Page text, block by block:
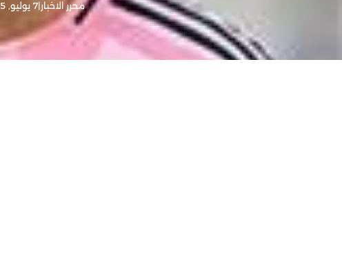
محرر الاخبار|7 يوليو, 2025